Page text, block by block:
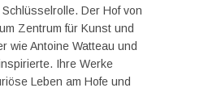
Der Hof von
Zentrum für Kunst und
wie Antoine Watteau und
Ihre Werke
Leben am Hofe und